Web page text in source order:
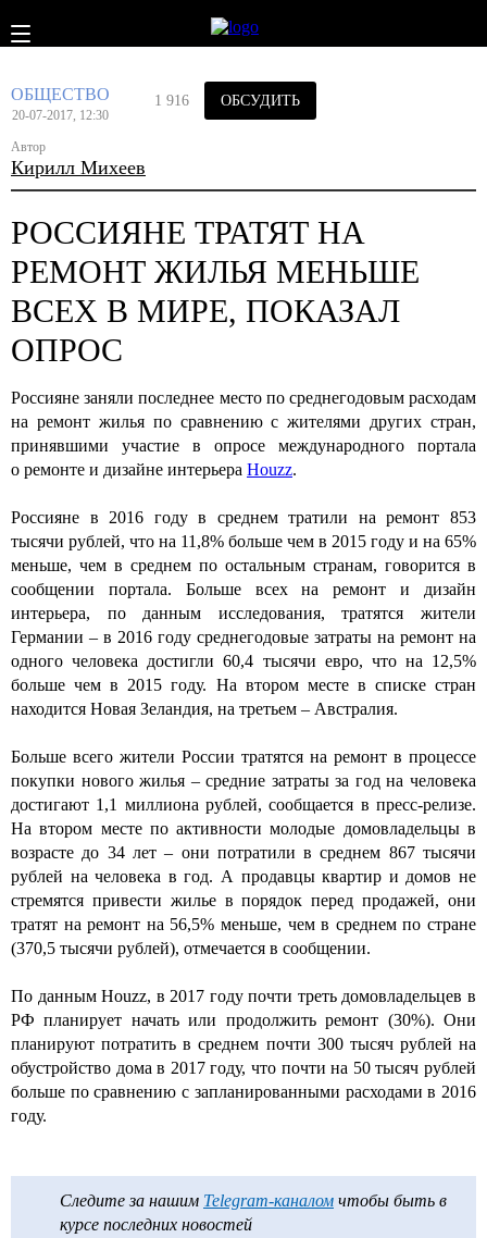
ОБЩЕСТВО
20-07-2017, 12:30
Автор
Кирилл Михеев
1 916 ОБСУДИТЬ
РОССИЯНЕ ТРАТЯТ НА
РЕМОНТ ЖИЛЬЯ МЕНЬШЕ
ВСЕХ В МИРЕ, ПОКАЗАЛ
ОПРОС
Россияне заняли последнее место по среднегодовым расходам
на ремонт жилья по сравнению с жителями других стран,
принявшими участие в опросе международного портала
о ремонте и дизайне интерьера Houzz.
Россияне в 2016 году в среднем тратили на ремонт 853
тысячи рублей, что на 11,8% больше чем в 2015 году и на 65%
меньше, чем в среднем по остальным странам, говорится в
сообщении портала. Больше всех на ремонт и дизайн
интерьера, по данным исследования, тратятся жители
Германии – в 2016 году среднегодовые затраты на ремонт на
одного человека достигли 60,4 тысячи евро, что на 12,5%
больше чем в 2015 году. На втором месте в списке стран
находится Новая Зеландия, на третьем – Австралия.
Больше всего жители России тратятся на ремонт в процессе
покупки нового жилья – средние затраты за год на человека
достигают 1,1 миллиона рублей, сообщается в пресс-релизе.
На втором месте по активности молодые домовладельцы в
возрасте до 34 лет – они потратили в среднем 867 тысячи
рублей на человека в год. А продавцы квартир и домов не
стремятся привести жилье в порядок перед продажей, они
тратят на ремонт на 56,5% меньше, чем в среднем по стране
(370,5 тысячи рублей), отмечается в сообщении.
По данным Houzz, в 2017 году почти треть домовладельцев в
РФ планирует начать или продолжить ремонт (30%). Они
планируют потратить в среднем почти 300 тысяч рублей на
обустройство дома в 2017 году, что почти на 50 тысяч рублей
больше по сравнению с запланированными расходами в 2016
году.
Следите за нашим Telegram-каналом чтобы быть в
курсе последних новостей